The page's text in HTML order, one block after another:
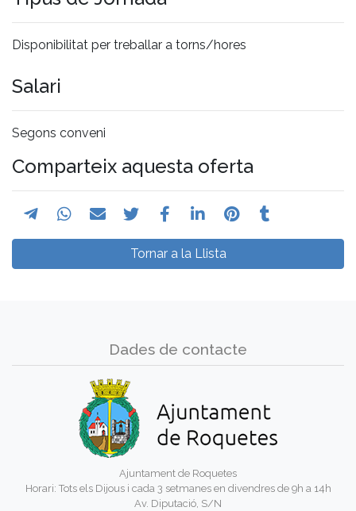
Disponibilitat per treballar a torns/hores
Salari
Segons conveni
Comparteix aquesta oferta
Tornar a la Llista
Dades de contacte
Ajuntament de Roquetes
Horari: Tots els Dijous i cada 3 setmanes en divendres de 9h a 14h
Av. Diputació, S/N